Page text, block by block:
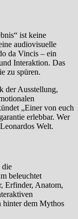
ist keine
audiovisuelle
da Vincis – ein
Interaktion. Das
zu spüren.
der Ausstellung,
„Einer von euch
erlebbar. Wer
Welt.
die
beleuchtet
Erfinder, Anatom,
hinter dem Mythos